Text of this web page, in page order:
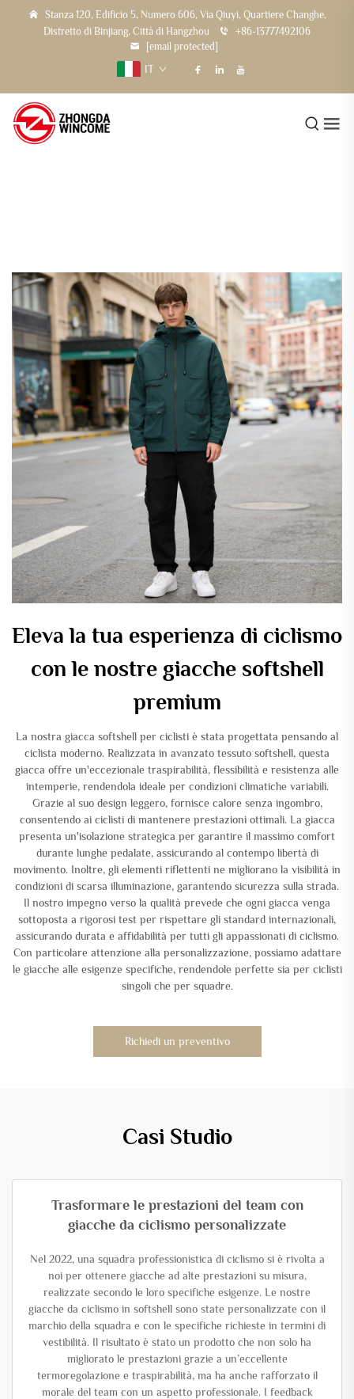
Stanza 120, Edificio 5, Numero 606, Via Qiuyi, Quartiere Changhe,
Distretto di Binjiang, Città di Hangzhou
+86-13777492106
[email protected]
IT
Eleva la tua esperienza di ciclismo
con le nostre giacche softshell
premium
La nostra giacca softshell per ciclisti è stata progettata pensando al
ciclista moderno. Realizzata in avanzato tessuto softshell, questa
giacca offre un'eccezionale traspirabilità, flessibilità e resistenza alle
intemperie, rendendola ideale per condizioni climatiche variabili.
Grazie al suo design leggero, fornisce calore senza ingombro,
consentendo ai ciclisti di mantenere prestazioni ottimali. La giacca
presenta un'isolazione strategica per garantire il massimo comfort
durante lunghe pedalate, assicurando al contempo libertà di
movimento. Inoltre, gli elementi riflettenti ne migliorano la visibilità in
condizioni di scarsa illuminazione, garantendo sicurezza sulla strada.
Il nostro impegno verso la qualità prevede che ogni giacca venga
sottoposta a rigorosi test per rispettare gli standard internazionali,
assicurando durata e affidabilità per tutti gli appassionati di ciclismo.
Con particolare attenzione alla personalizzazione, possiamo adattare
le giacche alle esigenze specifiche, rendendole perfette sia per ciclisti
singoli che per squadre.
Richiedi un preventivo
Casi Studio
Trasformare le prestazioni del team con
giacche da ciclismo personalizzate
Nel 2022, una squadra professionistica di ciclismo si è rivolta a
noi per ottenere giacche ad alte prestazioni su misura,
realizzate secondo le loro specifiche esigenze. Le nostre
giacche da ciclismo in softshell sono state personalizzate con il
marchio della squadra e con le specifiche richieste in termini di
vestibilità. Il risultato è stato un prodotto che non solo ha
migliorato le prestazioni grazie a un’eccellente
termoregolazione e traspirabilità, ma ha anche rafforzato il
morale del team con un aspetto professionale. I feedback